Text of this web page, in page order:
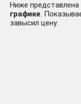
Ниже представлена
графике.
завысил цену.